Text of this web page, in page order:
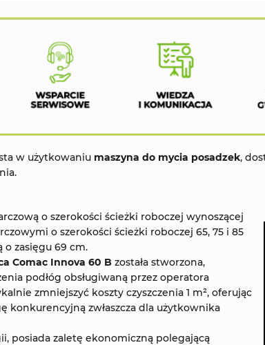
w użytkowaniu maszyna do mycia posadzek,
o szerokości ścieżki roboczej wynoszącej
o szerokości ścieżki roboczej 65, 75 i 85
o zasięgu 69 cm.
Comac Innova 60 B została stworzona,
podłóg obsługiwaną przez operatora
zmniejszyć koszty czyszczenia 1 m², oferując
konkurencyjną zwłaszcza dla użytkownika
posiada zaletę ekonomiczną polegającą